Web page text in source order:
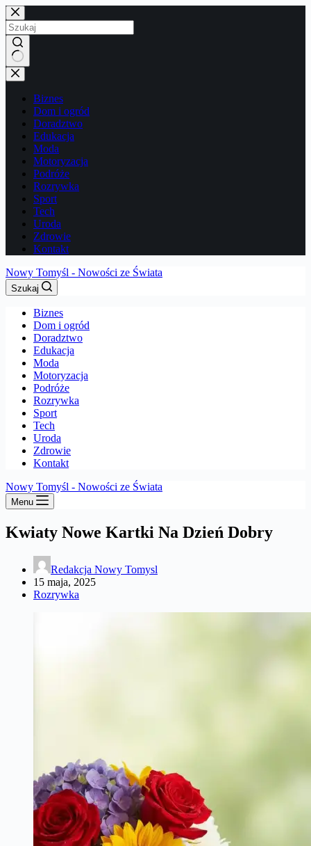
Przejdź
do
treści
Brak
wyników
Biznes
Dom i ogród
Doradztwo
Edukacja
Moda
Motoryzacja
Podróże
Rozrywka
Sport
Tech
Uroda
Zdrowie
Kontakt
Nowy Tomyśl - Nowości ze Świata
Szukaj
Biznes
Dom i ogród
Doradztwo
Edukacja
Moda
Motoryzacja
Podróże
Rozrywka
Sport
Tech
Uroda
Zdrowie
Kontakt
Nowy Tomyśl - Nowości ze Świata
Menu
Kwiaty Nowe Kartki Na Dzień Dobry
Redakcja Nowy Tomysl
15 maja, 2025
Rozrywka